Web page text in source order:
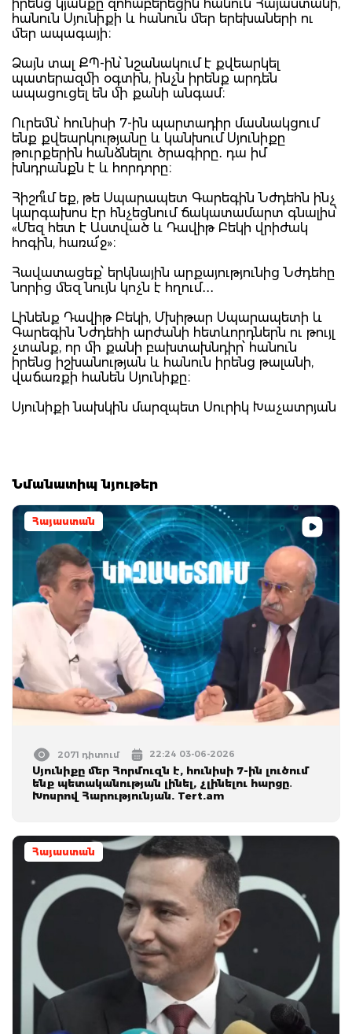
իրենց կյանքը զոհաբերեցին հանուն Հայաստանի,
հանուն Սյունիքի և հանուն մեր երեխաների ու
մեր ապագայի։
Ձայն տալ ՔՊ-ին՝ նշանակում է քվեարկել
պատերազմի օգտին, ինչն իրենք արդեն
ապացուցել են մի քանի անգամ։
Ուրեմն՝ հունիսի 7-ին պարտադիր մասնակցում
ենք քվեարկությանը և կանխում Սյունիքը
թուրքերին հանձնելու ծրագիրը․ դա իմ
խնդրանքն է և հորդորը։
Հիշո՞ւմ եք, թե Սպարապետ Գարեգին Նժդեհն ինչ
կարգախոս էր հնչեցնում ճակատամարտ գնալիս՝
«Մեզ հետ է Աստված և Դավիթ Բեկի վրիժակ
հոգին, հառա՜ջ»։
Հավատացեք՝ երկնային արքայությունից Նժդեհը
նորից մեզ նույն կոչն է հղում․․․
Լինենք Դավիթ Բեկի, Մխիթար Սպարապետի և
Գարեգին Նժդեհի արժանի հետևորդներն ու թույլ
չտանք, որ մի քանի բախտախնդիր՝ հանուն
իրենց իշխանության և հանուն իրենց թալանի,
վաճառքի հանեն Սյունիքը։
Սյունիքի նախկին մարզպետ Սուրիկ Խաչատրյան
Նմանատիպ նյութեր
Հայաստան
2071 դիտում 22:24 03-06-2026
Սյունիքը մեր Հորմուզն է, հունիսի 7-ին լուծում
ենք պետականության լինել, չլինելու հարցը․
Խոսրով Հարությունյան. Tert.am
Հայաստան